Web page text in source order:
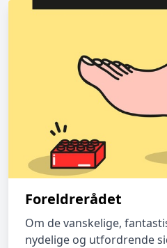
Foreldrerådet
Om de vanskelige,
nydelige og utfordrende